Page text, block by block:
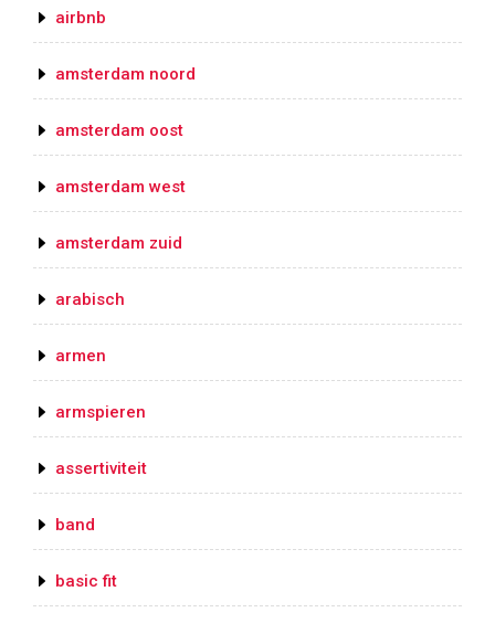
airbnb
amsterdam noord
amsterdam oost
amsterdam west
amsterdam zuid
arabisch
armen
armspieren
assertiviteit
band
basic fit